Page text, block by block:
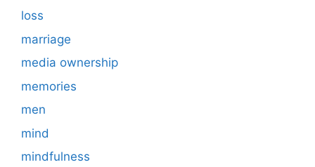
loss
marriage
media ownership
memories
men
mind
mindfulness